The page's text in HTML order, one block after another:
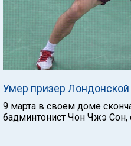
Умер призер
9 марта в своем доме
бадминтонист Чон Чжэ Сон,